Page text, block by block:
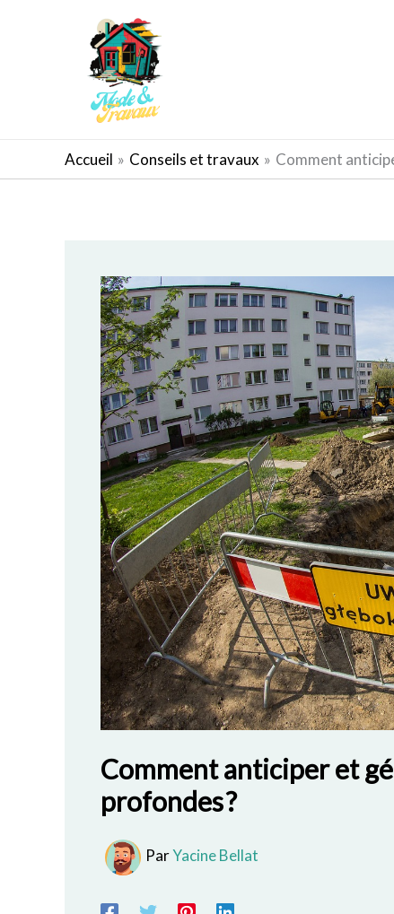
Accueil Conseils et travaux Comment
Comment anticiper et
profondes ?
ParYacine Bellat